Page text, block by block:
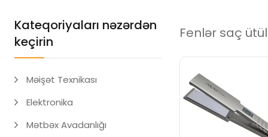
Kateqoriyaları nəzərdən
keçirin
Məişət Texnikası
Elektronika
Mətbəx Avadanlığı
Fenlər saç